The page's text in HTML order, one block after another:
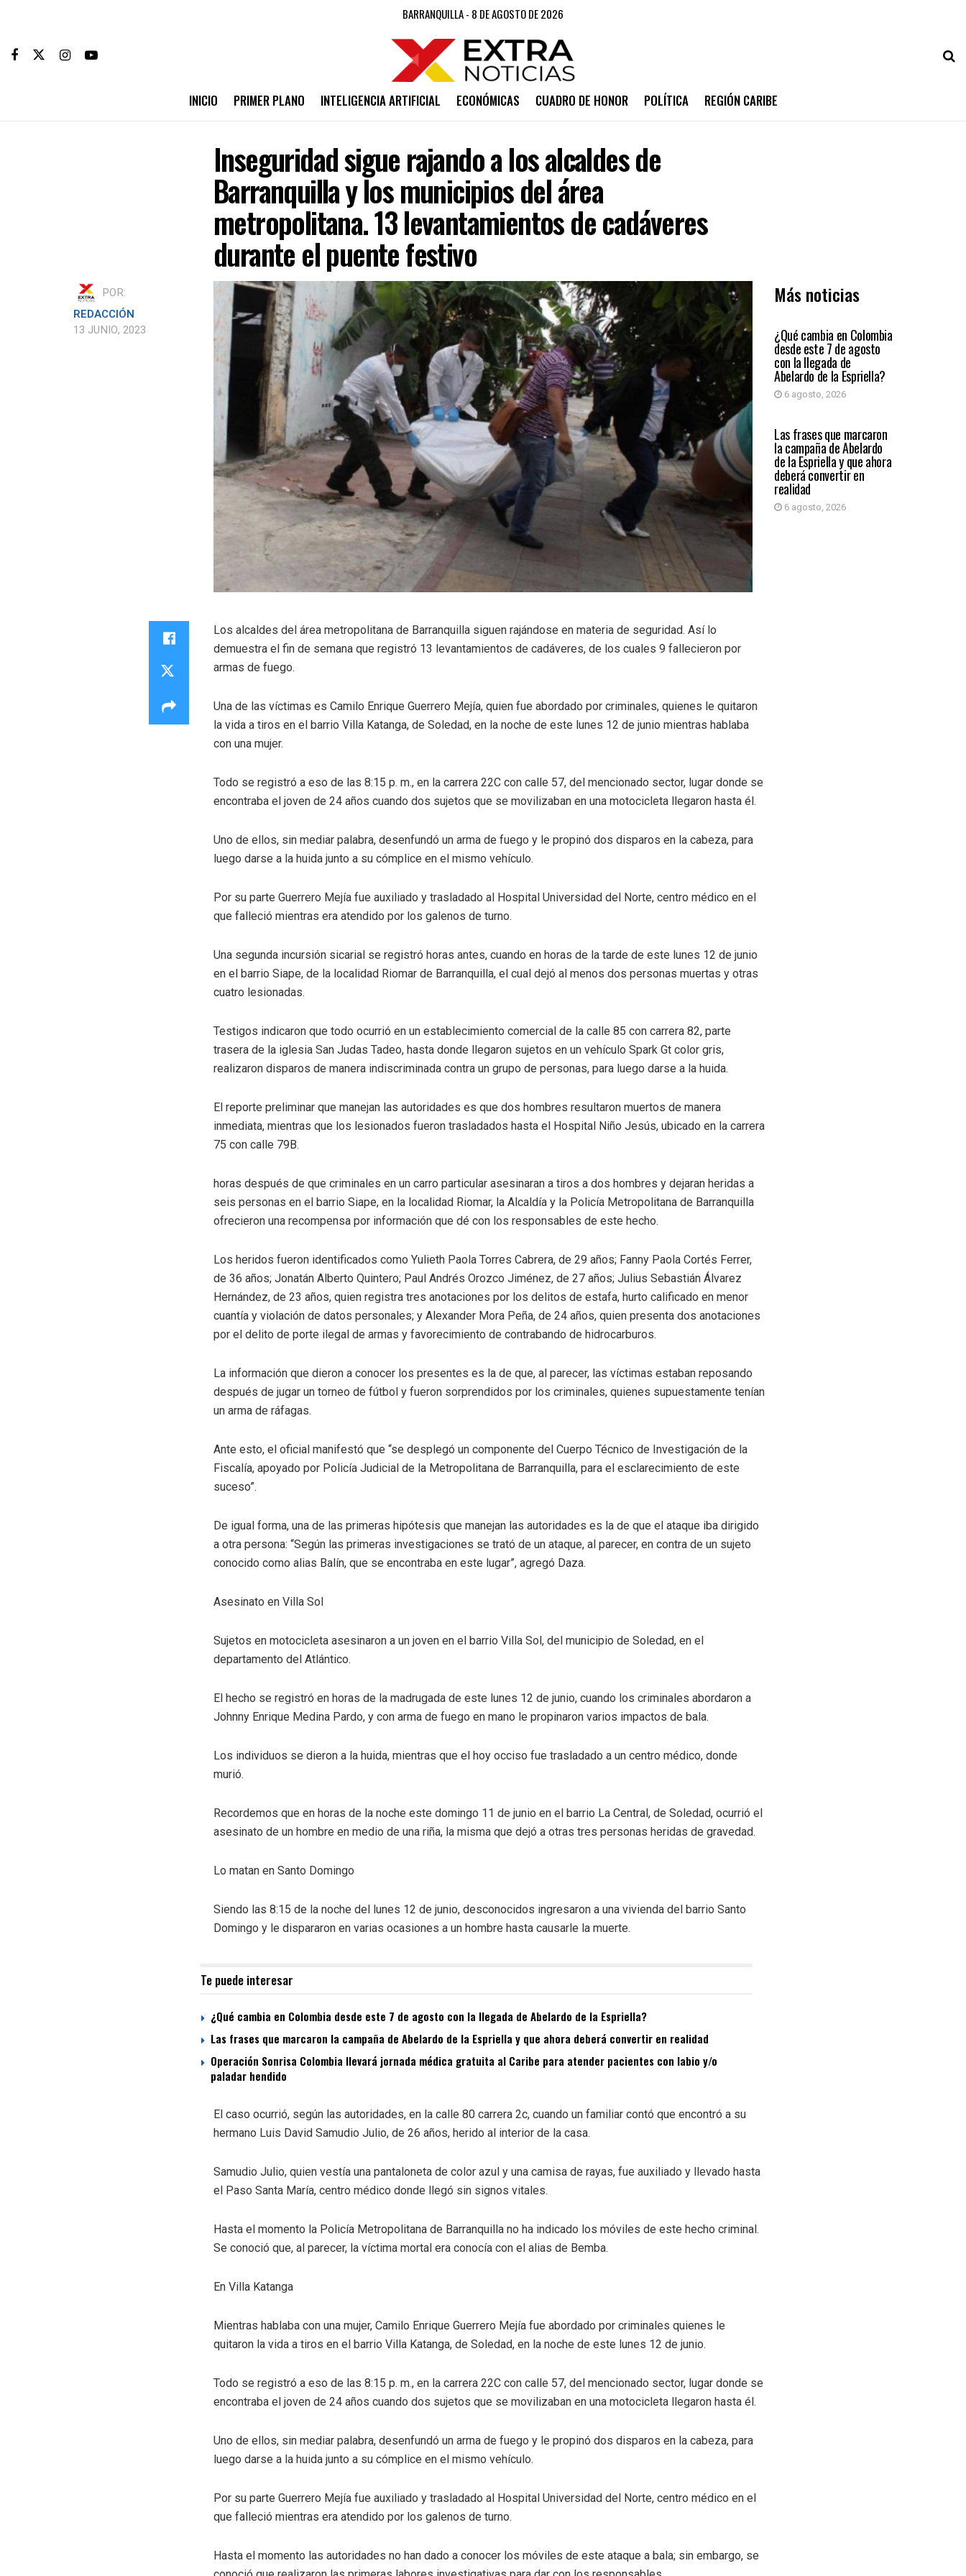
BARRANQUILLA - 8 DE AGOSTO DE 2026
INICIO PRIMER PLANO INTELIGENCIA ARTIFICIAL ECONÓMICAS CUADRO DE HONOR POLÍTICA REGIÓN CARIBE
Inseguridad sigue rajando a los alcaldes de
Barranquilla y los municipios del área
metropolitana. 13 levantamientos de cadáveres
durante el puente festivo
POR:
REDACCIÓN
13 JUNIO, 2023
Más noticias
PRIMER PLANO
¿Qué cambia en Colombia
desde este 7 de agosto
con la llegada de
Abelardo de la Espriella?
6 agosto, 2026
PRIMER PLANO
Las frases que marcaron
la campaña de Abelardo
de la Espriella y que ahora
deberá convertir en
realidad
6 agosto, 2026
Los alcaldes del área metropolitana de Barranquilla siguen rajándose en materia de seguridad. Así lo
demuestra el fin de semana que registró 13 levantamientos de cadáveres, de los cuales 9 fallecieron por
armas de fuego.
Una de las víctimas es Camilo Enrique Guerrero Mejía, quien fue abordado por criminales, quienes le quitaron
la vida a tiros en el barrio Villa Katanga, de Soledad, en la noche de este lunes 12 de junio mientras hablaba
con una mujer.
Todo se registró a eso de las 8:15 p. m., en la carrera 22C con calle 57, del mencionado sector, lugar donde se
encontraba el joven de 24 años cuando dos sujetos que se movilizaban en una motocicleta llegaron hasta él.
Uno de ellos, sin mediar palabra, desenfundó un arma de fuego y le propinó dos disparos en la cabeza, para
luego darse a la huida junto a su cómplice en el mismo vehículo.
Por su parte Guerrero Mejía fue auxiliado y trasladado al Hospital Universidad del Norte, centro médico en el
que falleció mientras era atendido por los galenos de turno.
Una segunda incursión sicarial se registró horas antes, cuando en horas de la tarde de este lunes 12 de junio
en el barrio Siape, de la localidad Riomar de Barranquilla, el cual dejó al menos dos personas muertas y otras
cuatro lesionadas.
Testigos indicaron que todo ocurrió en un establecimiento comercial de la calle 85 con carrera 82, parte
trasera de la iglesia San Judas Tadeo, hasta donde llegaron sujetos en un vehículo Spark Gt color gris,
realizaron disparos de manera indiscriminada contra un grupo de personas, para luego darse a la huida.
El reporte preliminar que manejan las autoridades es que dos hombres resultaron muertos de manera
inmediata, mientras que los lesionados fueron trasladados hasta el Hospital Niño Jesús, ubicado en la carrera
75 con calle 79B.
horas después de que criminales en un carro particular asesinaran a tiros a dos hombres y dejaran heridas a
seis personas en el barrio Siape, en la localidad Riomar, la Alcaldía y la Policía Metropolitana de Barranquilla
ofrecieron una recompensa por información que dé con los responsables de este hecho.
Los heridos fueron identificados como Yulieth Paola Torres Cabrera, de 29 años; Fanny Paola Cortés Ferrer,
de 36 años; Jonatán Alberto Quintero; Paul Andrés Orozco Jiménez, de 27 años; Julius Sebastián Álvarez
Hernández, de 23 años, quien registra tres anotaciones por los delitos de estafa, hurto calificado en menor
cuantía y violación de datos personales; y Alexander Mora Peña, de 24 años, quien presenta dos anotaciones
por el delito de porte ilegal de armas y favorecimiento de contrabando de hidrocarburos.
La información que dieron a conocer los presentes es la de que, al parecer, las víctimas estaban reposando
después de jugar un torneo de fútbol y fueron sorprendidos por los criminales, quienes supuestamente tenían
un arma de ráfagas.
Ante esto, el oficial manifestó que “se desplegó un componente del Cuerpo Técnico de Investigación de la
Fiscalía, apoyado por Policía Judicial de la Metropolitana de Barranquilla, para el esclarecimiento de este
suceso”.
De igual forma, una de las primeras hipótesis que manejan las autoridades es la de que el ataque iba dirigido
a otra persona: “Según las primeras investigaciones se trató de un ataque, al parecer, en contra de un sujeto
conocido como alias Balín, que se encontraba en este lugar”, agregó Daza.
Asesinato en Villa Sol
Sujetos en motocicleta asesinaron a un joven en el barrio Villa Sol, del municipio de Soledad, en el
departamento del Atlántico.
El hecho se registró en horas de la madrugada de este lunes 12 de junio, cuando los criminales abordaron a
Johnny Enrique Medina Pardo, y con arma de fuego en mano le propinaron varios impactos de bala.
Los individuos se dieron a la huida, mientras que el hoy occiso fue trasladado a un centro médico, donde
murió.
Recordemos que en horas de la noche este domingo 11 de junio en el barrio La Central, de Soledad, ocurrió el
asesinato de un hombre en medio de una riña, la misma que dejó a otras tres personas heridas de gravedad.
Lo matan en Santo Domingo
Siendo las 8:15 de la noche del lunes 12 de junio, desconocidos ingresaron a una vivienda del barrio Santo
Domingo y le dispararon en varias ocasiones a un hombre hasta causarle la muerte.
Te puede interesar
¿Qué cambia en Colombia desde este 7 de agosto con la llegada de Abelardo de la Espriella?
Las frases que marcaron la campaña de Abelardo de la Espriella y que ahora deberá convertir en realidad
Operación Sonrisa Colombia llevará jornada médica gratuita al Caribe para atender pacientes con labio y/o
paladar hendido
El caso ocurrió, según las autoridades, en la calle 80 carrera 2c, cuando un familiar contó que encontró a su
hermano Luis David Samudio Julio, de 26 años, herido al interior de la casa.
Samudio Julio, quien vestía una pantaloneta de color azul y una camisa de rayas, fue auxiliado y llevado hasta
el Paso Santa María, centro médico donde llegó sin signos vitales.
Hasta el momento la Policía Metropolitana de Barranquilla no ha indicado los móviles de este hecho criminal.
Se conoció que, al parecer, la víctima mortal era conocía con el alias de Bemba.
En Villa Katanga
Mientras hablaba con una mujer, Camilo Enrique Guerrero Mejía fue abordado por criminales quienes le
quitaron la vida a tiros en el barrio Villa Katanga, de Soledad, en la noche de este lunes 12 de junio.
Todo se registró a eso de las 8:15 p. m., en la carrera 22C con calle 57, del mencionado sector, lugar donde se
encontraba el joven de 24 años cuando dos sujetos que se movilizaban en una motocicleta llegaron hasta él.
Uno de ellos, sin mediar palabra, desenfundó un arma de fuego y le propinó dos disparos en la cabeza, para
luego darse a la huida junto a su cómplice en el mismo vehículo.
Por su parte Guerrero Mejía fue auxiliado y trasladado al Hospital Universidad del Norte, centro médico en el
que falleció mientras era atendido por los galenos de turno.
Hasta el momento las autoridades no han dado a conocer los móviles de este ataque a bala; sin embargo, se